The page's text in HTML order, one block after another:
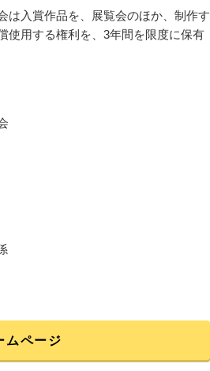
は入賞作品を、展覧会のほか、制作す
使用する権利を、3年間を限度に保有
ムページ